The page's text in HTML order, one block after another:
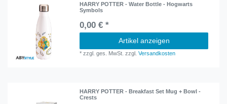
HARRY POTTER - Water Bottle - Hogwarts
Symbols
0,00 € *
Artikel anzeigen
*zzgl. ges. MwSt. zzgl.Versandkosten
HARRY POTTER - Breakfast Set Mug + Bowl -
Crests